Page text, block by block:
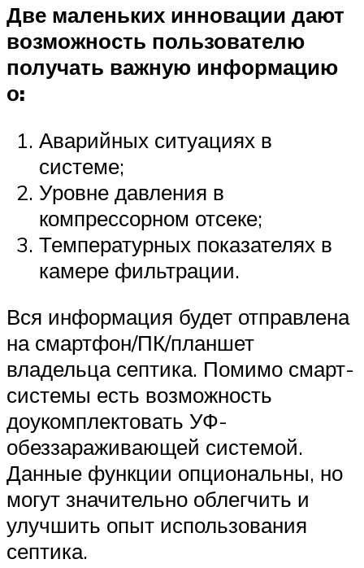
Две маленьких инновации дают
возможность пользователю
получать важную информацию
о:
Аварийных ситуациях в
системе;
Уровне давления в
компрессорном отсеке;
Температурных показателях в
камере фильтрации.
Вся информация будет отправлена
на смартфон/ПК/планшет
владельца септика. Помимо смарт-
системы есть возможность
доукомплектовать УФ-
обеззараживающей системой.
Данные функции опциональны, но
могут значительно облегчить и
улучшить опыт использования
септика.